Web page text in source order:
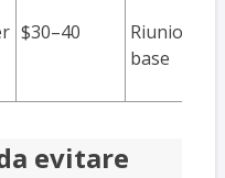
$30–40
Riunioni e
base
evitare